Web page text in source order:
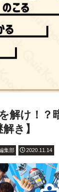
解け！？
き】
集部 2020.11.14